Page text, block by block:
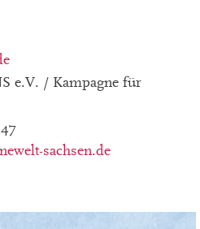
e.V. / Kampagne für
sachsen.de